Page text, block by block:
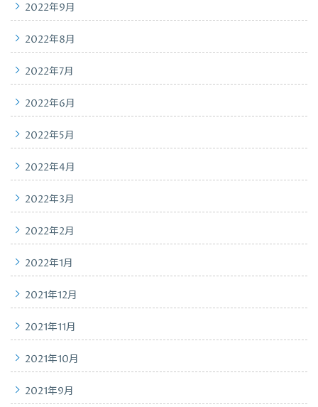
2022年9月
2022年8月
2022年7月
2022年6月
2022年5月
2022年4月
2022年3月
2022年2月
2022年1月
2021年12月
2021年11月
2021年10月
2021年9月